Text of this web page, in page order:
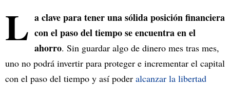
L a clave para tener una sólida posición financiera
con el paso del tiempo se encuentra en el
ahorro. Sin guardar algo de dinero mes tras mes,
uno no podrá invertir para proteger e incrementar el capital
con el paso del tiempo y así poder alcanzar la libertad